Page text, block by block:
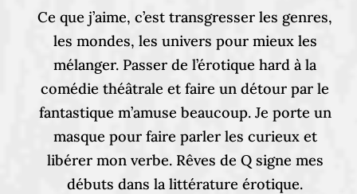
Ce que j’aime, c’est transgresser les genres,
les mondes, les univers pour mieux les
mélanger. Passer de l’érotique hard à la
comédie théâtrale et faire un détour par le
fantastique m’amuse beaucoup. Je porte un
masque pour faire parler les curieux et
libérer mon verbe. Rêves de Q signe mes
débuts dans la littérature érotique.